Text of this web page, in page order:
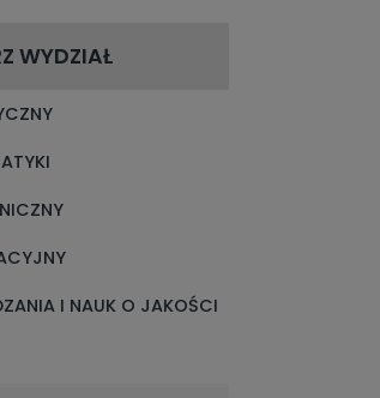
WYDZIAŁ
I NAUK O JAKOŚCI